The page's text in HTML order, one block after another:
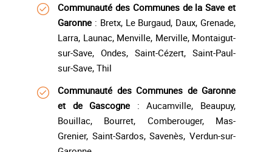
Communauté des Communes de la Save et
Garonne : Bretx, Le Burgaud, Daux, Grenade,
Larra, Launac, Menville, Merville, Montaigut-
sur-Save, Ondes, Saint-Cézert, Saint-Paul-
sur-Save, Thil
Communauté des Communes de Garonne
et de Gascogne : Aucamville, Beaupuy,
Bouillac, Bourret, Comberouger, Mas-
Grenier, Saint-Sardos, Savenès, Verdun-sur-